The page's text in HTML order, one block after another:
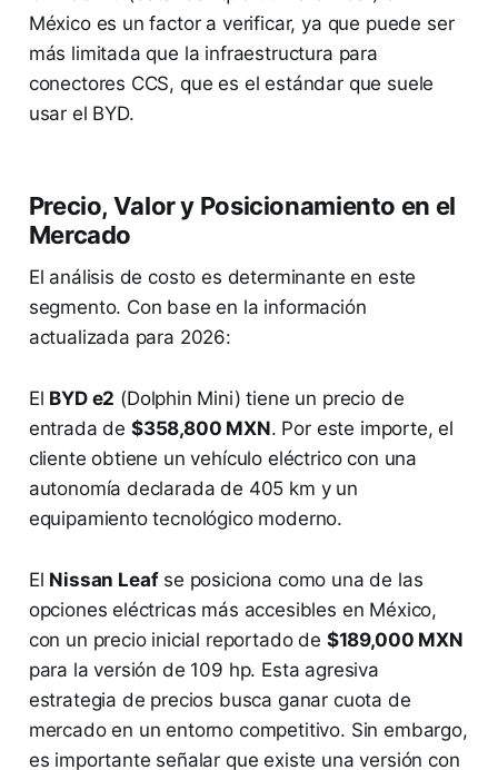
México es un factor a verificar, ya que puede ser
más limitada que la infraestructura para
conectores CCS, que es el estándar que suele
usar el BYD.
Precio, Valor y Posicionamiento en el
Mercado
El análisis de costo es determinante en este
segmento. Con base en la información
actualizada para 2026:
El BYD e2 (Dolphin Mini) tiene un precio de
entrada de $358,800 MXN. Por este importe, el
cliente obtiene un vehículo eléctrico con una
autonomía declarada de 405 km y un
equipamiento tecnológico moderno.
El Nissan Leafse posiciona como una de las
opciones eléctricas más accesibles en México,
con un precio inicial reportado de $189,000 MXN
para la versión de 109 hp. Esta agresiva
estrategia de precios busca ganar cuota de
mercado en un entorno competitivo. Sin embargo,
es importante señalar que existe una versión con